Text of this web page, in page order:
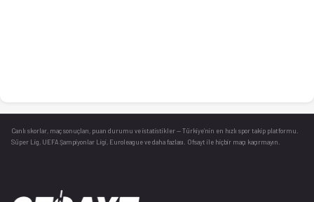
Canlı skorlar , maç sonuçları, puan durumu ve istatistikler — Türkiye’nin en hızlı spor takip platformu.
Süper Lig, UEFA Şampiyonlar Ligi, Euroleague ve daha fazlası. Ofsayt ile hiçbir maçı kaçırmayın.